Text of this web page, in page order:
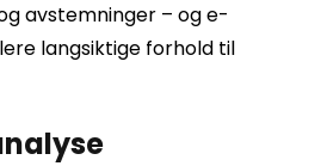
avstemninger – og e-
langsiktige forhold til